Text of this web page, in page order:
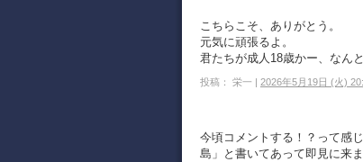
こちらこそ、ありがとう。
元気に頑張るよ。
君たちが成人18歳かー、なん
投稿： 栄一 | 2026年5月19日 (火)
今頃コメントする！？って感
島」と書いてあって即見に来